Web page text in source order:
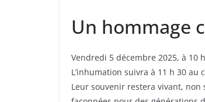
Un hommage
Vendredi 5 décembre 2025, à 10
L’inhumation suivra à 11 h 30
Leur souvenir restera vivant,